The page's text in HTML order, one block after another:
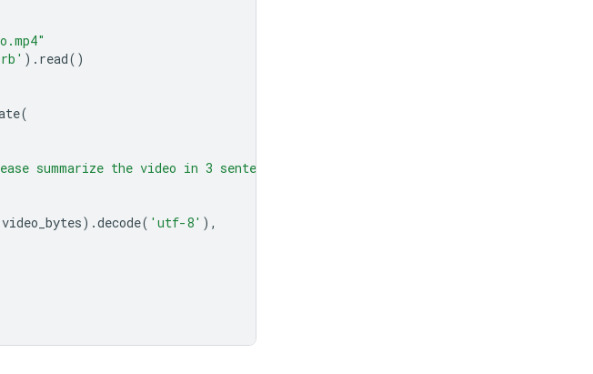
) . read()
(
summarize the video in 3 sentences."
video_bytes) .decode( 'utf-8' ),